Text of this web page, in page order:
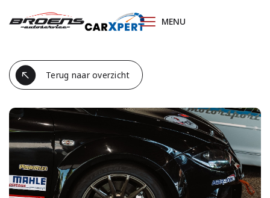
MENU
OCCASIONS
DIENSTEN
ONDERHOUDSABONNEMENT
WERKPLAATS
OVER ONS
Terug naar overzicht